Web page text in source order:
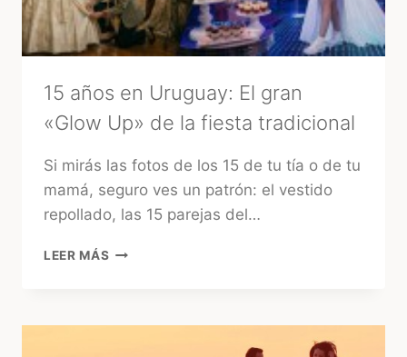
15 años en Uruguay: El gran
«Glow Up» de la fiesta tradicional
Si mirás las fotos de los 15 de tu tía o de tu
mamá, seguro ves un patrón: el vestido
repollado, las 15 parejas del…
LEER MÁS 15
EL